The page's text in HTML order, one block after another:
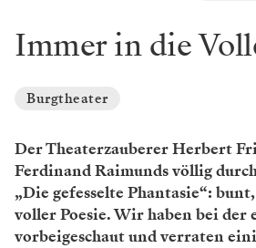
Immer in die
Burgtheater
Der Theaterzauberer Herbert
Ferdinand Raimunds völlig
„Die gefesselte Phantasie“:
voller Poesie. Wir haben bei der
vorbeigeschaut und verraten